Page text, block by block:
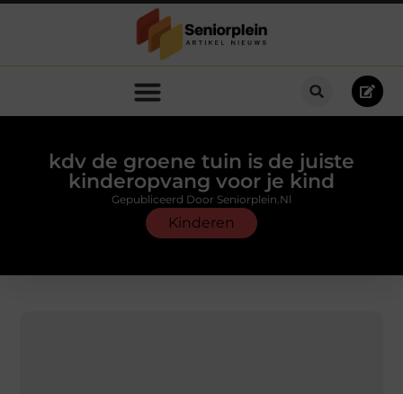
kdv de groene tuin is de juiste
kinderopvang voor je kind
Kinderen
Gepubliceerd Door Seniorplein.nl